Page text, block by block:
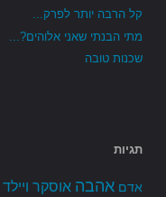
קל הרבה יותר לפרק...
מתי הבנתי שאני אלוהים?...
שכנות טובה
תגיות
אדם אהבה אוסקר ויילד